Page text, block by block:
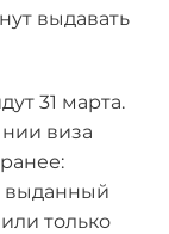
выдавать
31 марта.
виза
выданный
только